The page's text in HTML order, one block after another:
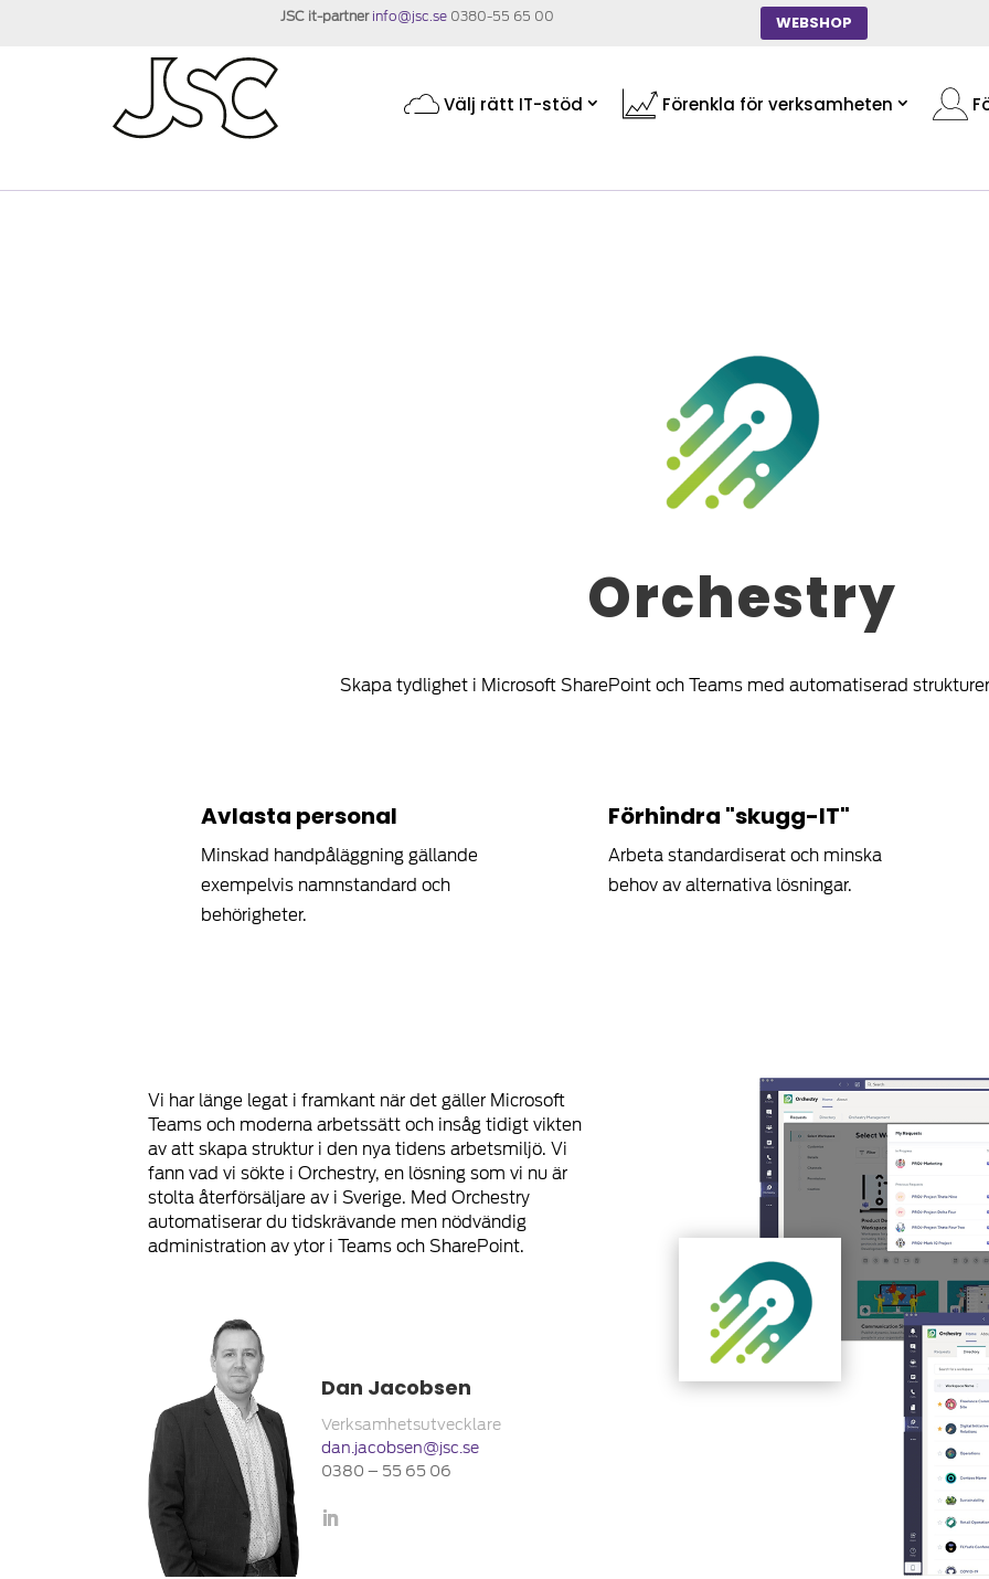
JSC it-partner info@jsc.se 0380-55 65 00 WEBSHOP
Välj rätt IT-stöd Förenkla för verksamheten
Orchestry
Skapa tydlighet i Microsoft SharePoint och Teams med automatiserad
Avlasta personal
Minskad handpåläggning gällande
exempelvis namnstandard och
behörigheter.
Förhindra "skugg-IT"
Arbeta standardiserat och minska
behov av alternativa lösningar.
Vi har länge legat i framkant när det gäller Microsoft
Teams och moderna arbetssätt och insåg tidigt vikten
av att skapa struktur i den nya tidens arbetsmiljö. Vi
fann vad vi sökte i Orchestry, en lösning som vi nu är
stolta återförsäljare av i Sverige. Med Orchestry
automatiserar du tidskrävande men nödvändig
administration av ytor i Teams och SharePoint.
Dan Jacobsen
Verksamhetsutvecklare
dan.jacobsen@jsc.se
0380 – 55 65 06